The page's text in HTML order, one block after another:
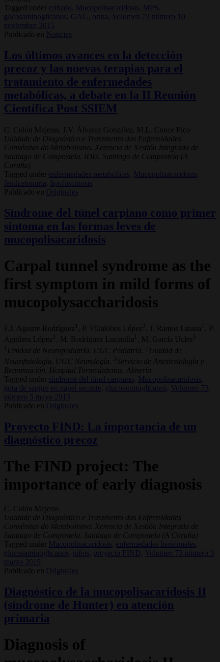
Tagged under
cribado, Mucopolisacaridosis,
MPS,
glicosaminoglicanos, GAG, orina,
Volumen 73 número 10
noviembre 2015
Publicado en
Noticias
Los últimos avances en la detección
precoz y las nuevas terapias para el
tratamiento de enfermedades
metabólicas, a debate en la II Reunión
Científica Post SSIEM
C. Colón Mejeras, J.V. Álvarez González, M.L. Couce Pico
Unidade de Diagnóstico e Tratamento das Enfermidades
Conxénitas do Metabolismo. Xerencia de Xestión Integrada de
Santiago de Compostela. IDIS. Santiago de Compostela (A
Coruña)
Tagged under
enfermedades metabólicas,
Mucopolisacaridosis,
fenilcetonuria,
lipofuscinosis
Publicado en
Originales
Síndrome del túnel carpiano como primer
síntoma en las formas leves de
mucopolisacaridosis
Carpal tunnel syndrome as the
first symptom in mild forms of
mucopolysaccharidosis
F.J. Aguirre Rodríguez 1 , P. Villalobos López , J. Ramos Lizana 1
, P.
Aguilera López 1 , M. Rodríguez Lucenilla 1 , M. García Ucles 3
1 Unidad de Neuropediatría. UGC Pediatría. 2 Unidad de
Neurofisiología. UGC Neurología.
3 Servicio de Anestesiología y
Reanimación. Hospital Torrecárdenas. Almería
Tagged under
síndrome del túnel carpiano,
Mucopolisacaridosis,
gota de sangre en papel secante, glucoaminoglicanos,
Volumen 73
número 5 mayo 2015
Publicado en
Originales
Proyecto FIND: La importancia de un
diagnóstico precoz
The FIND project: The
importance of early diagnosis
C. Colón Mejeras
Unidade de Diagnóstico e Tratamento das Enfermidades
Conxénitas do Metabolismo. Xerencia de Xestión Integrada de
Santiago de Compostela. Santiago de Compostela (A Coruña)
Tagged under
Mucopolisacaridosis, enfermedades lisosomales,
glucosaminoglicanos,
niños, proyecto FIND,
Volumen 73 número 3
marzo 2015
Publicado en
Originales
Diagnóstico de la mucopolisacaridosis II
(síndrome de Hunter) en atención
primaria
Diagnosis of